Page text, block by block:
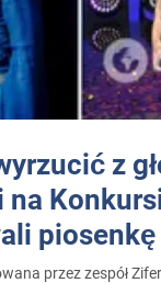
z
przez zespół